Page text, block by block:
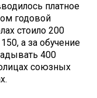
платное
годовой
стоило 200
а за обучение
400
союзных